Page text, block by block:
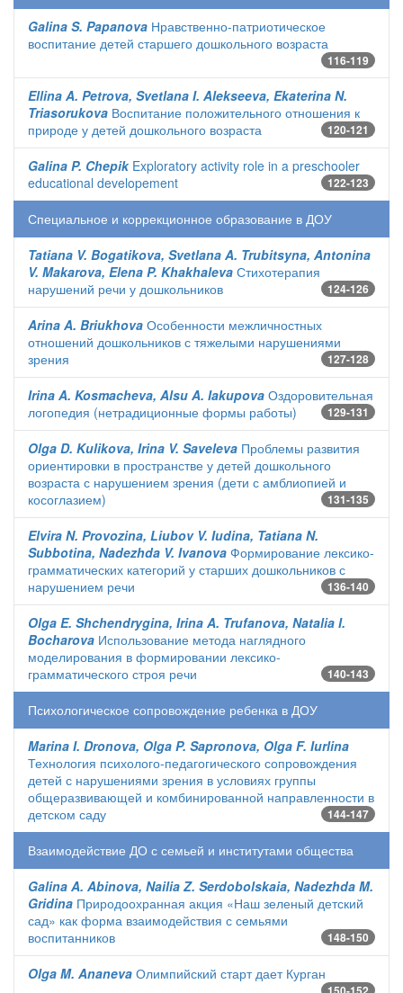
Galina S. Papanova Нравственно-патриотическое
воспитание детей старшего дошкольного возраста
116-119
Ellina A. Petrova, Svetlana I. Alekseeva, Ekaterina N.
Triasorukova Воспитание положительного отношения к
природе у детей дошкольного возраста
120-121
Galina P. ChepikExploratory activity role in a preschooler
educational developement
122-123
Специальное и коррекционное образование в ДОУ
Tatiana V. Bogatikova, Svetlana A. Trubitsyna, Antonina
V. Makarova, Elena P. Khakhaleva Стихотерапия
нарушений речи у дошкольников
124-126
Arina A. Briukhova Особенности межличностных
отношений дошкольников с тяжелыми нарушениями
зрения
127-128
Irina A. Kosmacheva, Alsu A. Iakupova Оздоровительная
логопедия (нетрадиционные формы работы)
129-131
Olga D. Kulikova, Irina V. Saveleva Проблемы развития
ориентировки в пространстве у детей дошкольного
возраста с нарушением зрения (дети с амблиопией и
косоглазием)
131-135
Elvira N. Provozina, Liubov V. Iudina, Tatiana N.
Subbotina, Nadezhda V. Ivanova Формирование лексико-
грамматических категорий у старших дошкольников с
нарушением речи
136-140
Olga E. Shchendrygina, Irina A. Trufanova, Natalia I.
Bocharova Использование метода наглядного
моделирования в формировании лексико-
грамматического строя речи
140-143
Психологическое сопровождение ребенка в ДОУ
Marina I. Dronova, Olga P. Sapronova, Olga F. Iurlina
Технология психолого-педагогического сопровождения
детей с нарушениями зрения в условиях группы
общеразвивающей и комбинированной направленности в
детском саду
144-147
Взаимодействие ДО с семьей и институтами общества
Galina A. Abinova, Nailia Z. Serdobolskaia, Nadezhda M.
Gridina Природоохранная акция «Наш зеленый детский
сад» как форма взаимодействия с семьями
воспитанников
148-150
Olga M. Ananeva Олимпийский старт дает Курган